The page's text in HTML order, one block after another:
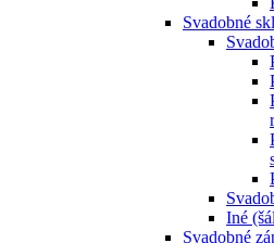
Svadobné
Iné
Svadobné